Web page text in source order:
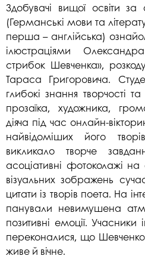
Здобувачі вищої освіти за
(Германські мови та
перша – англійська)
ілюстраціями
стрибок Шевченка»,
Тараса Григоровича.
глибокі знання творчості
прозаїка, художника,
діяча під час онлайн-
найвідоміших його
викликало творче
асоціативні фотоколажі
візуальних зображень
цитати із творів поета. На
панували невимушена
позитивні емоції. Учасники
переконалися, що
живе й вічне.